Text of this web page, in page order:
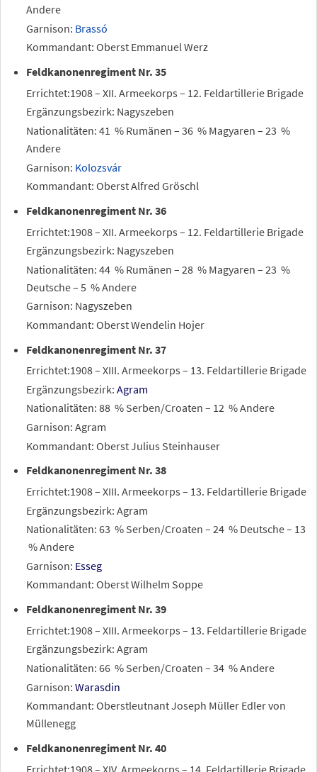
Andere
Garnison: Brassó
Kommandant: Oberst Emmanuel Werz
Feldkanonenregiment Nr. 35
Errichtet:1908 – XII. Armeekorps – 12. Feldartillerie Brigade
Ergänzungsbezirk: Nagyszeben
Nationalitäten: 41 % Rumänen – 36 % Magyaren – 23 %
Andere
Garnison: Kolozsvár
Kommandant: Oberst Alfred Gröschl
Feldkanonenregiment Nr. 36
Errichtet:1908 – XII. Armeekorps – 12. Feldartillerie Brigade
Ergänzungsbezirk: Nagyszeben
Nationalitäten: 44 % Rumänen – 28 % Magyaren – 23 %
Deutsche – 5 % Andere
Garnison: Nagyszeben
Kommandant: Oberst Wendelin Hojer
Feldkanonenregiment Nr. 37
Errichtet:1908 – XIII. Armeekorps – 13. Feldartillerie Brigade
Ergänzungsbezirk: Agram
Nationalitäten: 88 % Serben/Croaten – 12 % Andere
Garnison: Agram
Kommandant: Oberst Julius Steinhauser
Feldkanonenregiment Nr. 38
Errichtet:1908 – XIII. Armeekorps – 13. Feldartillerie Brigade
Ergänzungsbezirk: Agram
Nationalitäten: 63 % Serben/Croaten – 24 % Deutsche – 13
% Andere
Garnison: Esseg
Kommandant: Oberst Wilhelm Soppe
Feldkanonenregiment Nr. 39
Errichtet:1908 – XIII. Armeekorps – 13. Feldartillerie Brigade
Ergänzungsbezirk: Agram
Nationalitäten: 66 % Serben/Croaten – 34 % Andere
Garnison: Warasdin
Kommandant: Oberstleutnant Joseph Müller Edler von
Müllenegg
Feldkanonenregiment Nr. 40
Errichtet:1908 – XIV. Armeekorps – 14. Feldartillerie Brigade